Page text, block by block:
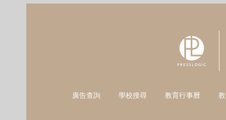
廣告查詢 學校搜尋 教育行事曆